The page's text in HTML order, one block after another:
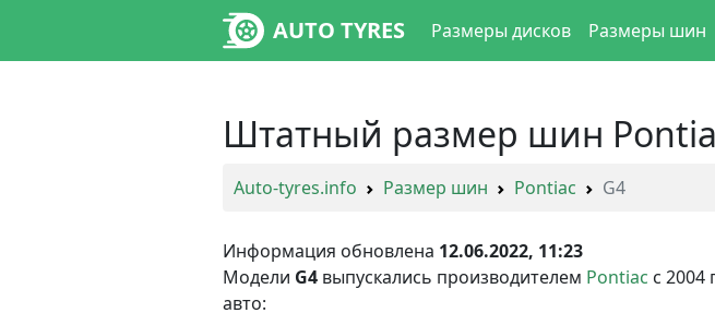
AUTO TYRES Размеры дисков Размеры шин
Штатный размер шин
Auto-tyres.info Размер шин Pontiac G4
Информация обновлена 12.06.2022, 11:23
Модели G4 выпускались производителем Pontiac с 2004
авто: